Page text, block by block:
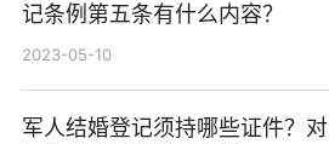
记条例第五条有什么内容？
2023-05-10
军人结婚登记须持哪些证件？对